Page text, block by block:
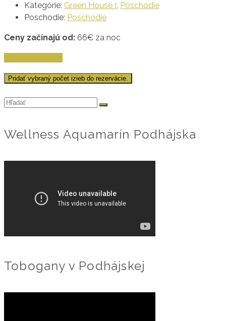
Kategórie: Green House I , Poschodie
Poschodie: Poschodie
Ceny začínajú od: 66€ za noc
Pridať vybraný počet izieb do rezervácie.
Search
Wellness Aquamarín Podhájska
Tobogany v Podhájskej